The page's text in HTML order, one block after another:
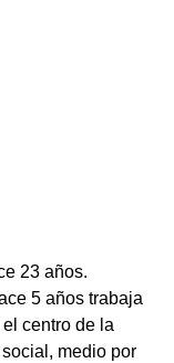
23 años.
5 años trabaja
centro de la
medio por